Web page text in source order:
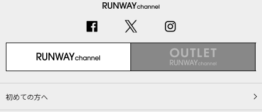
初めての方へ